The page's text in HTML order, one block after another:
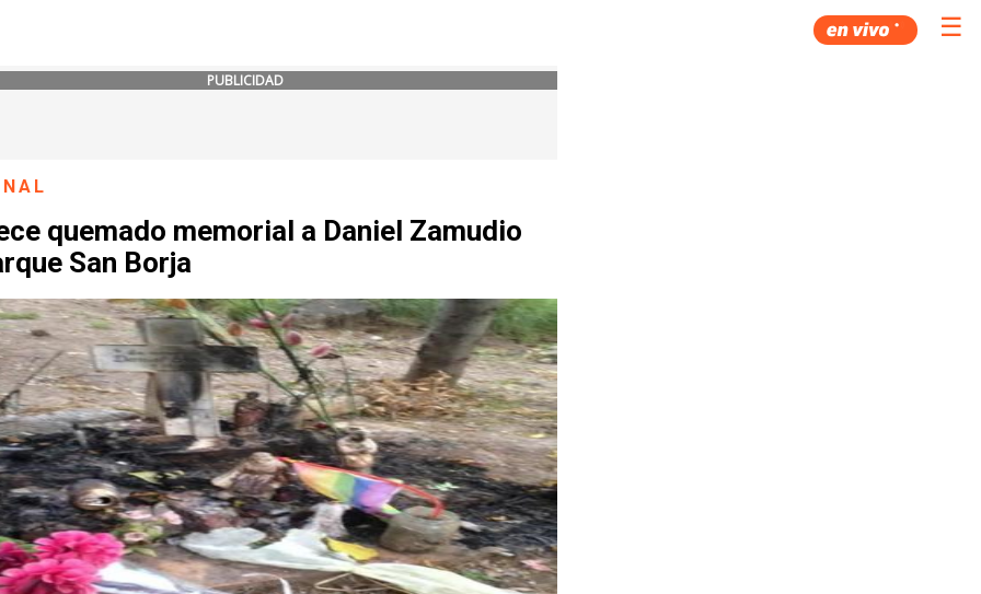
☰
PUBLICIDAD
quemado memorial a Daniel Zamudio
San Borja